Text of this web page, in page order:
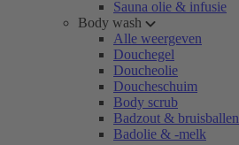
Sauna olie & infusie
Body wash
Alle weergeven
Douchegel
Doucheolie
Doucheschuim
Body scrub
Badzout & bruisballen
Badolie & -melk